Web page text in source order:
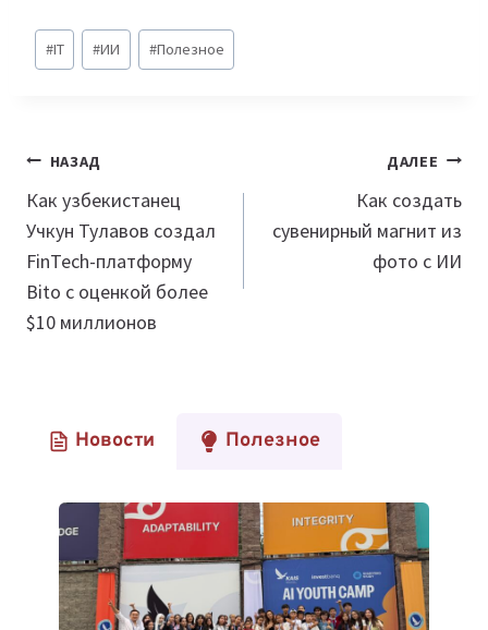
Метки
записи:
#IT #ИИ #Полезное
Навигация
по
записям
НАЗАД
Как узбекистанец
Учкун Тулавов создал
FinTech-платформу
Bito с оценкой более
$10 миллионов
ДАЛЕЕ
Как создать
сувенирный магнит из
фото с ИИ
Новости Полезное